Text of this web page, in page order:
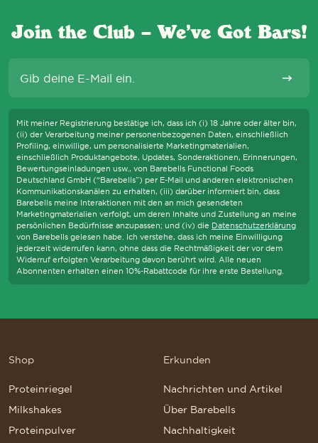
Join the Club – We’ve Got Bars!
Mit meiner Registrierung bestätige ich, dass ich (i) 18 Jahre oder älter bin,
(ii) der Verarbeitung meiner personenbezogenen Daten, einschließlich
Profiling, einwillige, um personalisierte Marketingmaterialien,
einschließlich Produktangebote, Updates, Sonderaktionen, Erinnerungen,
Bewertungseinladungen usw., von Barebells Functional Foods
Deutschland GmbH (“Barebells”) per E-Mail und anderen elektronischen
Kommunikationskanälen zu erhalten, (iii) darüber informiert bin, dass
Barebells meine Interaktionen mit den an mich gesendeten
Marketingmaterialien verfolgt, um deren Inhalte und Zustellung an meine
persönlichen Bedürfnisse anzupassen; und (iv) die Datenschutzerklärung
von Barebells gelesen habe. Ich verstehe, dass ich meine Einwilligung
jederzeit widerrufen kann, ohne dass die Rechtmäßigkeit der vor dem
Widerruf erfolgten Verarbeitung davon berührt wird. Alle neuen
Abonnenten erhalten einen 10%-Rabattcode für ihre erste Bestellung.
Shop
Proteinriegel
Milkshakes
Proteinpulver
Erkunden
Nachrichten und Artikel
Über Barebells
Nachhaltigkeit
DIE WCAG-RICHTLINIEN EINHALTEN UND UNTERSTÜTZENDE